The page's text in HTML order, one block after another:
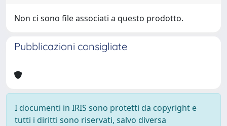
Non ci sono file associati a questo prodotto.
Pubblicazioni consigliate
I documenti in IRIS sono protetti da copyright e
tutti i diritti sono riservati, salvo diversa